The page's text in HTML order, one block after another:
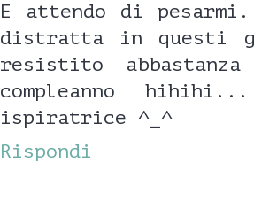
E attendo di
distratta in questi
resistito
compleanno
ispiratrice ^_^
Rispondi